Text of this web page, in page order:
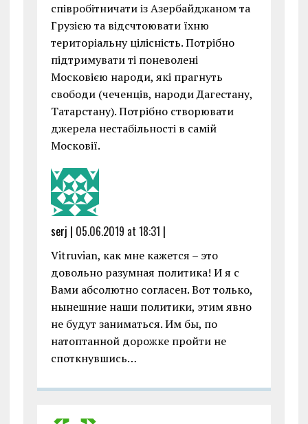
співробітничати із Азербайджаном та
Грузією та відсчтоювати їхню
територіальну цілісність. Потрібно
підтримувати ті поневолені
Московією народи, які прагнуть
свободи (чеченців, народи Дагестану,
Татарстану). Потрібно створювати
джерела нестабільності в самій
Московії.
serj | 05.06.2019 at 18:31 |
Vitruvian, как мне кажется – это
довольно разумная политика! И я с
Вами абсолютно согласен. Вот только,
нынешние наши политики, этим явно
не будут заниматься. Им бы, по
натоптанной дорожке пройти не
споткнувшись…